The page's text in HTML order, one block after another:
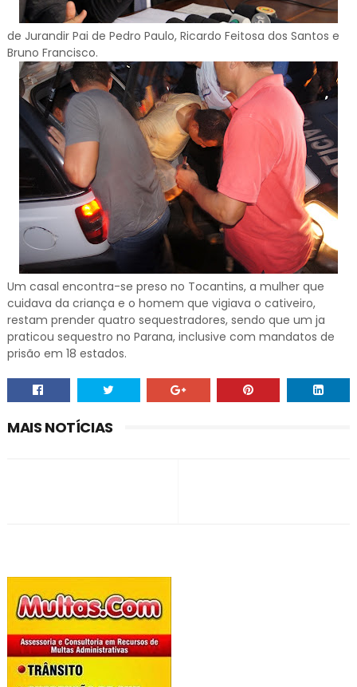
de Jurandir Pai de Pedro Paulo, Ricardo Feitosa dos Santos e
Bruno Francisco.
Um casal encontra-se preso no Tocantins, a mulher que
cuidava da criança e o homem que vigiava o cativeiro,
restam prender quatro sequestradores, sendo que um ja
praticou sequestro no Parana, inclusive com mandatos de
prisão em 18 estados.
MAIS NOTÍCIAS